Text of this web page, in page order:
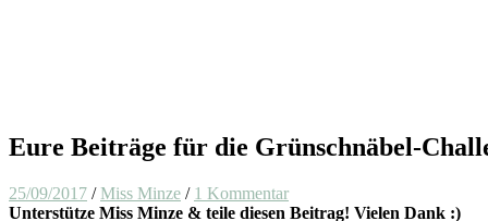
Eure Beiträge für die Grünschnäbel-
25/09/2017 /Miss Minze / 1 Kommentar
Unterstütze Miss Minze & teile diesen Beitrag! Vielen Dank :)